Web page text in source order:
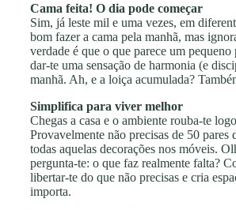
Cama feita! O dia pode começar
Sim, já leste mil e uma vezes, em
bom fazer a cama pela manhã, mas
verdade é que o que parece um pequeno
dar-te uma sensação de harmonia (e
manhã. Ah, e a loiça acumulada?
Simplifica para viver melhor
Chegas a casa e o ambiente rouba-te
Provavelmente não precisas de 50 pares
todas aquelas decorações nos móveis.
pergunta-te: o que faz realmente falta?
libertar-te do que não precisas e cria
importa.